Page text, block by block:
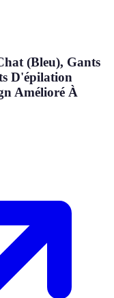
(Bleu), Gants
D'épilation
Amélioré À